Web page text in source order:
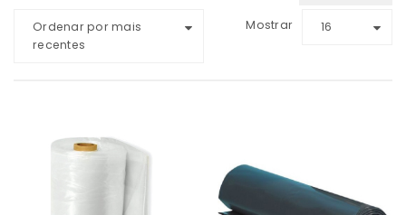
Ordenar por mais
recentes
Mostrar 16